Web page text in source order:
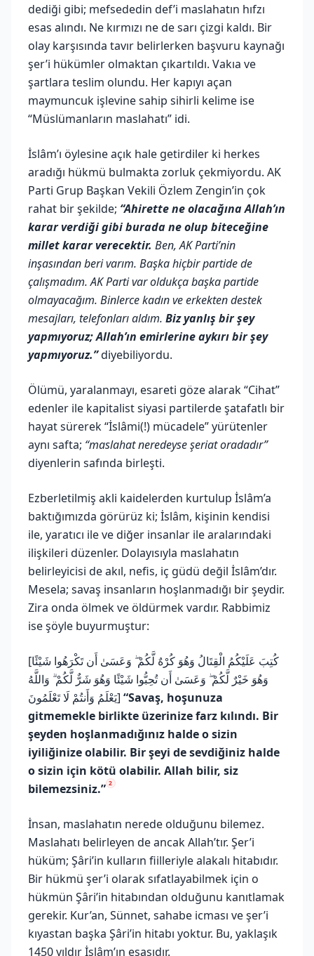
dediği gibi; mefsededin def’i maslahatın hıfzı
esas alındı. Ne kırmızı ne de sarı çizgi kaldı. Bir
olay karşısında tavır belirlerken başvuru kaynağı
şer’i hükümler olmaktan çıkartıldı. Vakıa ve
şartlara teslim olundu. Her kapıyı açan
maymuncuk işlevine sahip sihirli kelime ise
“Müslümanların maslahatı” idi.
İslâm’ı öylesine açık hale getirdiler ki herkes
aradığı hükmü bulmakta zorluk çekmiyordu. AK
Parti Grup Başkan Vekili Özlem Zengin’in çok
rahat bir şekilde; “Ahirette ne olacağına Allah’ın
karar verdiği gibi burada ne olup biteceğine
millet karar verecektir. Ben, AK Parti’nin
inşasından beri varım. Başka hiçbir partide de
çalışmadım. AK Parti var oldukça başka partide
olmayacağım. Binlerce kadın ve erkekten destek
mesajları, telefonları aldım. Biz yanlış bir şey
yapmıyoruz; Allah’ın emirlerine aykırı bir şey
yapmıyoruz.”diyebiliyordu.
Ölümü, yaralanmayı, esareti göze alarak “Cihat”
edenler ile kapitalist siyasi partilerde şatafatlı bir
hayat sürerek “İslâmi(!) mücadele” yürütenler
aynı safta; “maslahat neredeyse şeriat oradadır”
diyenlerin safında birleşti.
Ezberletilmiş akli kaidelerden kurtulup İslâm’a
baktığımızda görürüz ki; İslâm, kişinin kendisi
ile, yaratıcı ile ve diğer insanlar ile aralarındaki
ilişkileri düzenler. Dolayısıyla maslahatın
belirleyicisi de akıl, nefis, iç güdü değil İslâm’dır.
Mesela; savaş insanların hoşlanmadığı bir şeydir.
Zira onda ölmek ve öldürmek vardır. Rabbimiz
ise şöyle buyurmuştur:
[كُتِبَ عَلَيْكُمُ الْقِتَالُ وَهُوَ كُرْهٌ لَّكُمْ ۖ وَعَسَىٰ أَن تَكْرَهُوا شَيْئًا
وَهُوَ خَيْرٌ لَّكُمْ ۖ وَعَسَىٰ أَن تُحِبُّوا شَيْئًا وَهُوَ شَرٌّ لَّكُمْ ۗ وَاللَّهُ
يَعْلَمُ وَأَنتُمْ لَا تَعْلَمُونَ] “Savaş, hoşunuza
gitmemekle birlikte üzerinize farz kılındı. Bir
şeyden hoşlanmadığınız halde o sizin
iyiliğinize olabilir. Bir şeyi de sevdiğiniz halde
o sizin için kötü olabilir. Allah bilir, siz
bilemezsiniz.” 2
İnsan, maslahatın nerede olduğunu bilemez.
Maslahatı belirleyen de ancak Allah’tır. Şer’i
hüküm; Şâri’in kulların fiilleriyle alakalı hitabıdır.
Bir hükmü şer’i olarak sıfatlayabilmek için o
hükmün Şâri’in hitabından olduğunu kanıtlamak
gerekir. Kur’an, Sünnet, sahabe icması ve şer’i
kıyastan başka Şâri’in hitabı yoktur. Bu, yaklaşık
1450 yıldır İslâm’ın esasıdır.